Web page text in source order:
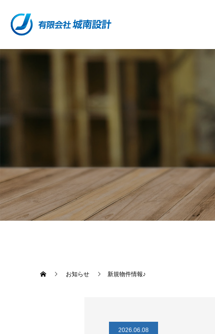
お知らせ 新規物件情報♪
2026.06.08